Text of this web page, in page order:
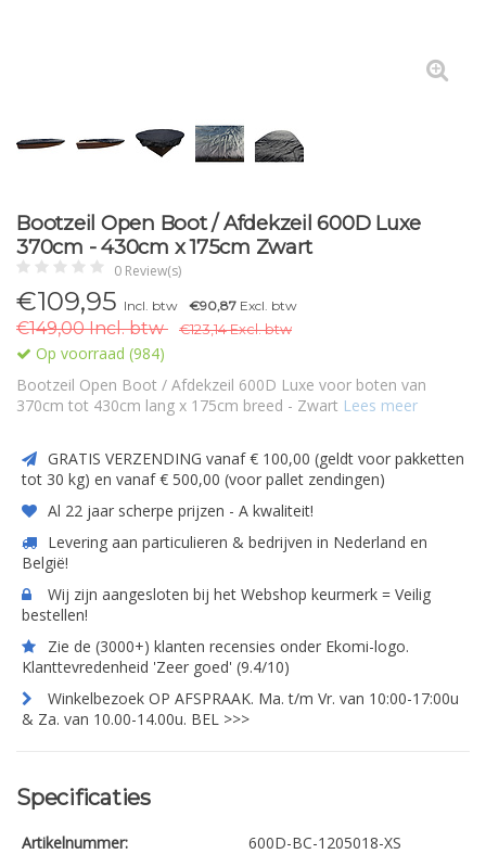
Bootzeil Open Boot / Afdekzeil 600D Luxe
370cm - 430cm x 175cm Zwart
0 Review(s)
€109,95 Incl. btw €90,87 Excl. btw
€149,00 Incl. btw €123,14 Excl. btw
Op voorraad (984)
Bootzeil Open Boot / Afdekzeil 600D Luxe voor boten van
370cm tot 430cm lang x 175cm breed - Zwart Lees meer
GRATIS VERZENDING vanaf € 100,00 (geldt voor pakketten
tot 30 kg) en vanaf € 500,00 (voor pallet zendingen)
Al 22 jaar scherpe prijzen - A kwaliteit!
Levering aan particulieren & bedrijven in Nederland en
België!
Wij zijn aangesloten bij het Webshop keurmerk = Veilig
bestellen!
Zie de (3000+) klanten recensies onder Ekomi-logo.
Klanttevredenheid 'Zeer goed' (9.4/10)
Winkelbezoek OP AFSPRAAK. Ma. t/m Vr. van 10:00-17:00u
& Za. van 10.00-14.00u. BEL >>>
Specificaties
Artikelnummer:
600D-BC-1205018-XS